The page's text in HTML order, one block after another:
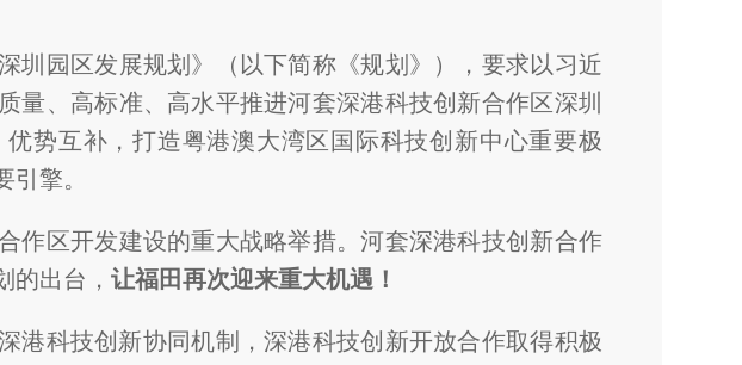
圳园区发展规划》（以下简称《规划》），要求以习近
量、高标准、高水平推进河套深港科技创新合作区深圳
势互补，打造粤港澳大湾区国际科技创新中心重要极
擎。
作区开发建设的重大战略举措。河套深港科技创新合作
的出台， 让福田再次迎来重大机遇！
港科技创新协同机制，深港科技创新开放合作取得积极